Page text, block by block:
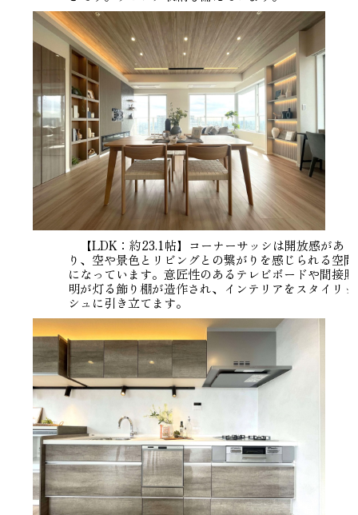
【LDK：約23.1帖】コーナーサッシは開放感があ
り、空や景色とリビングとの繋がりを感じられる空間
になっています。意匠性のあるテレビボードや間接照
明が灯る飾り棚が造作され、インテリアをスタイリッ
シュに引き立てます。